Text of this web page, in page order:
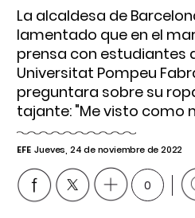
La alcaldesa de
lamentado que en el
prensa con estudiantes
Universitat Pompeu
preguntara sobre su
tajante: "Me visto como
EFE Jueves, 24 de noviembre de 2022
0